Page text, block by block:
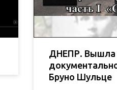
ДНЕПР. Вышла
Бруно Шульце